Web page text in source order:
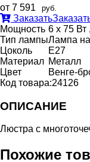
от 7 591 руб.
Заказать
Мощность 6 х 75 Вт
Тип лампыЛампа
Цоколь
E27
Материал Металл
Цвет
Венге-
Код товара:24126
ОПИСАНИЕ
Люстра c
Похожие